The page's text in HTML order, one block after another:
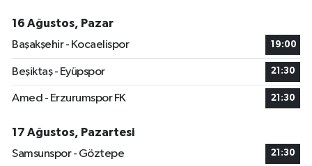
16 Ağustos, Pazar
Başakşehir - Kocaelispor
19:00
Beşiktaş - Eyüpspor 21:30
Amed - Erzurumspor FK 21:30
17 Ağustos, Pazartesi
Samsunspor - Göztepe
21:30